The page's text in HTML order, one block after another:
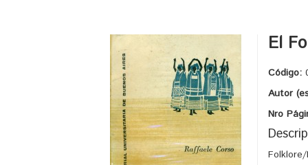
El
Código:
Autor
Nro